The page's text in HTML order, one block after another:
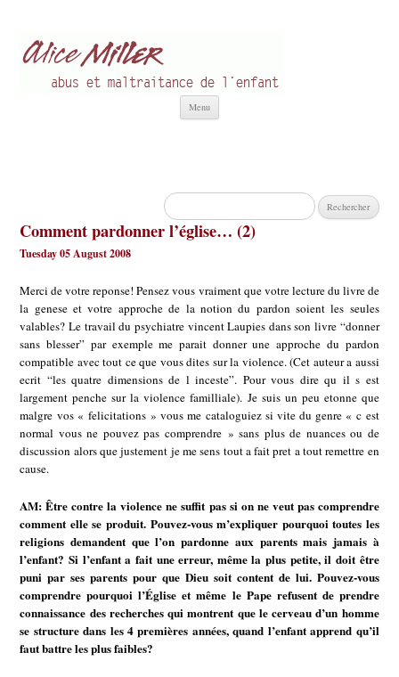
Menu
Rechercher :
Comment pardonner l’église… (2)
Tuesday 05 August 2008
Merci de votre reponse! Pensez vous vraiment que votre lecture du livre de
la genese et votre approche de la notion du pardon soient les seules
valables? Le travail du psychiatre vincent Laupies dans son livre “donner
sans blesser” par exemple me parait donner une approche du pardon
compatible avec tout ce que vous dites sur la violence. (Cet auteur a aussi
ecrit “les quatre dimensions de l inceste”. Pour vous dire qu il s est
largement penche sur la violence familliale). Je suis un peu etonne que
malgre vos « felicitations » vous me cataloguiez si vite du genre « c est
normal vous ne pouvez pas comprendre » sans plus de nuances ou de
discussion alors que justement je me sens tout a fait pret a tout remettre en
cause.
AM: Être contre la violence ne suffit pas si on ne veut pas comprendre
comment elle se produit. Pouvez-vous m’expliquer pourquoi toutes les
religions demandent que l’on pardonne aux parents mais jamais à
l’enfant? Si l’enfant a fait une erreur, même la plus petite, il doit être
puni par ses parents pour que Dieu soit content de lui. Pouvez-vous
comprendre pourquoi l’Église et même le Pape refusent de prendre
connaissance des recherches qui montrent que le cerveau d’un homme
se structure dans les 4 premières années, quand l’enfant apprend qu’il
faut battre les plus faibles?